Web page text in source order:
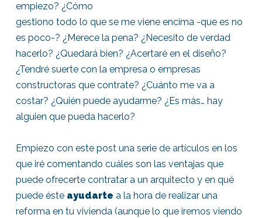
empiezo? ¿Cómo
gestiono todo lo que se me viene encima -que es no
es poco-? ¿Merece la pena? ¿Necesito de verdad
hacerlo? ¿Quedará bien? ¿Acertaré en el diseño?
¿Tendré suerte con la empresa o empresas
constructoras que contrate? ¿Cuánto me va a
costar? ¿Quién puede ayudarme? ¿Es más… hay
alguien que pueda hacerlo?
Empiezo con este post una serie de artículos en los
que iré comentando cuáles son las ventajas que
puede ofrecerte contratar a un arquitecto y en qué
puede éste ayudarte a la hora de realizar una
reforma en tu vivienda (aunque lo que iremos viendo